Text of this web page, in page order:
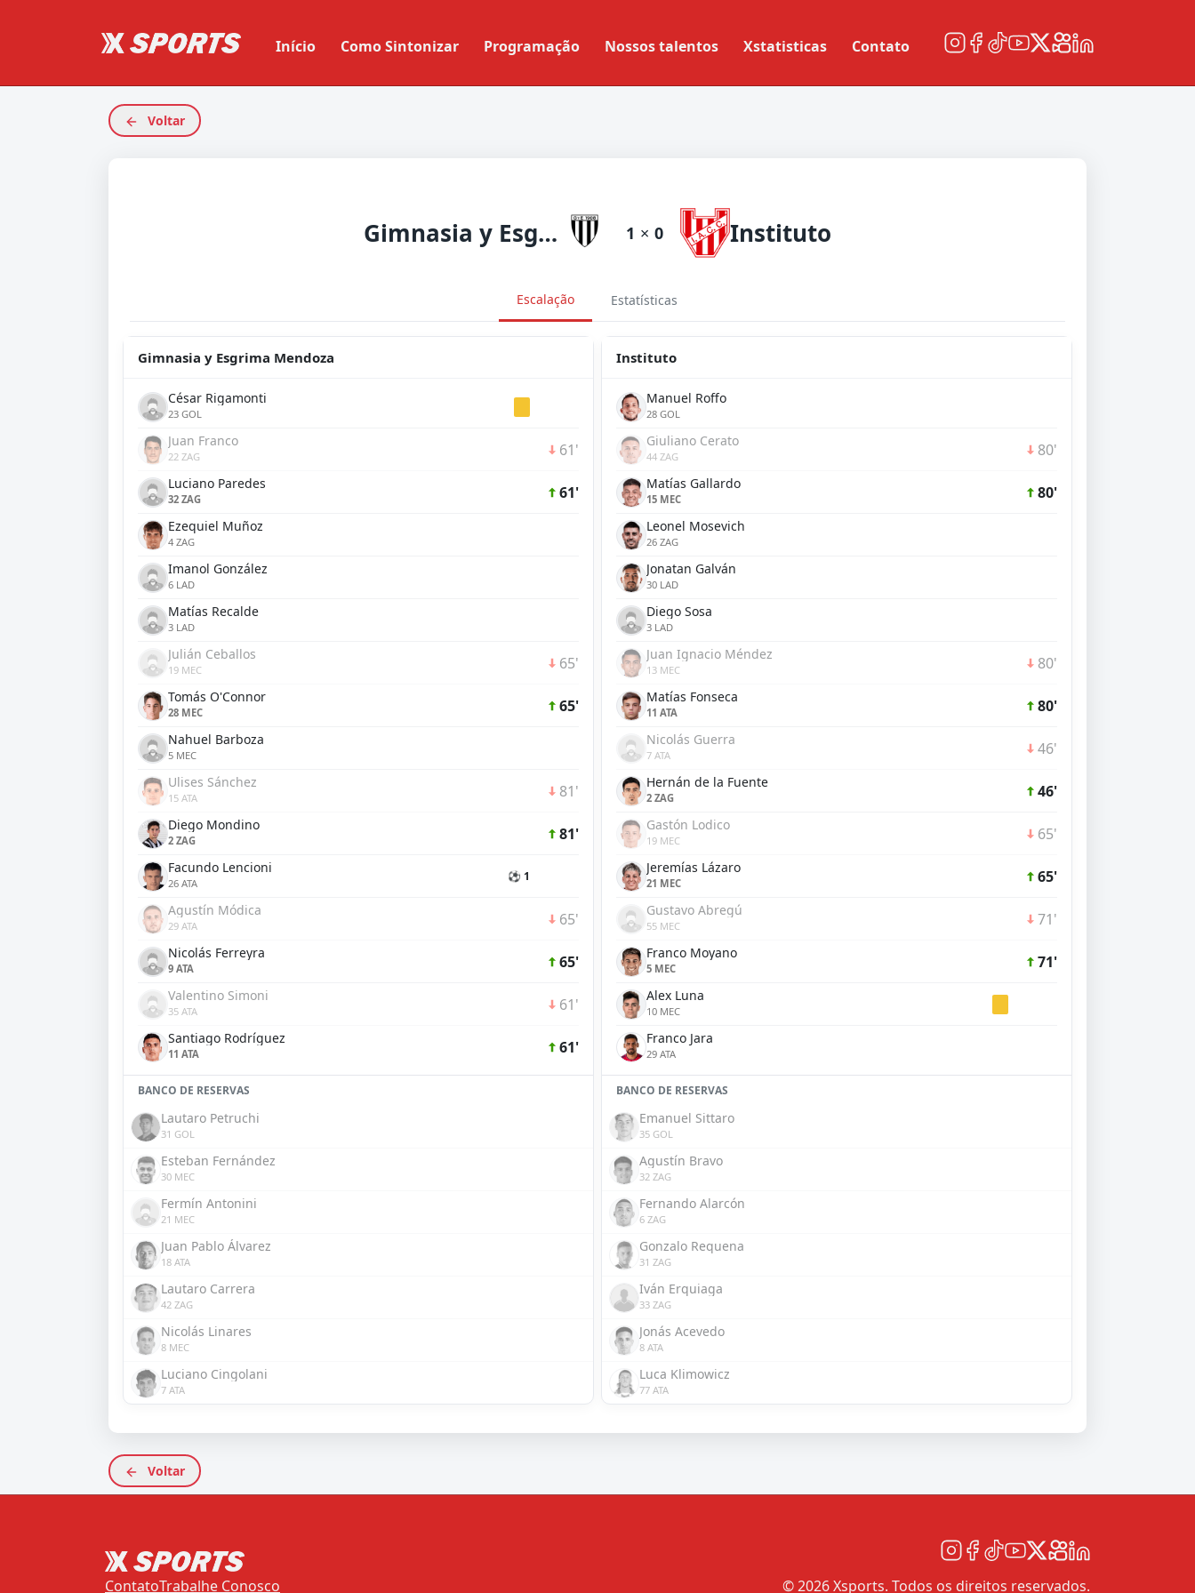
Início Como Sintonizar Programação Nossos talentos Xstatisticas Contato
Voltar
Gimnasia y Esgrima Mendoza 1 × 0 Instituto
Escalação Estatísticas
Gimnasia y Esgrima Mendoza
César Rigamonti
23 GOL
Juan Franco
22 ZAG 61'
Luciano Paredes
32 ZAG 61'
Ezequiel Muñoz
4 ZAG
Imanol González
6 LAD
Matías Recalde
3 LAD
Julián Ceballos
19 MEC 65'
Tomás O'Connor
28 MEC 65'
Nahuel Barboza
5 MEC
Ulises Sánchez
15 ATA 81'
Diego Mondino
2 ZAG 81'
Facundo Lencioni
26 ATA ⚽ 1
Agustín Módica
29 ATA 65'
Nicolás Ferreyra
9 ATA 65'
Valentino Simoni
35 ATA 61'
Santiago Rodríguez
11 ATA 61'
BANCO DE RESERVAS
Lautaro Petruchi
31 GOL
Esteban Fernández
30 MEC
Fermín Antonini
21 MEC
Juan Pablo Álvarez
18 ATA
Lautaro Carrera
42 ZAG
Nicolás Linares
8 MEC
Luciano Cingolani
7 ATA
Instituto
Manuel Roffo
28 GOL
Giuliano Cerato
44 ZAG 80'
Matías Gallardo
15 MEC 80'
Leonel Mosevich
26 ZAG
Jonatan Galván
30 LAD
Diego Sosa
3 LAD
Juan Ignacio Méndez
13 MEC 80'
Matías Fonseca
11 ATA 80'
Nicolás Guerra
7 ATA 46'
Hernán de la Fuente
2 ZAG 46'
Gastón Lodico
19 MEC 65'
Jeremías Lázaro
21 MEC 65'
Gustavo Abregú
55 MEC 71'
Franco Moyano
5 MEC 71'
Alex Luna
10 MEC
Franco Jara
29 ATA
BANCO DE RESERVAS
Emanuel Sittaro
35 GOL
Agustín Bravo
32 ZAG
Fernando Alarcón
6 ZAG
Gonzalo Requena
31 ZAG
Iván Erquiaga
33 ZAG
Jonás Acevedo
8 ATA
Luca Klimowicz
77 ATA
Voltar
ContatoTrabalhe Conosco © 2026 Xsports. Todos os direitos reservados.